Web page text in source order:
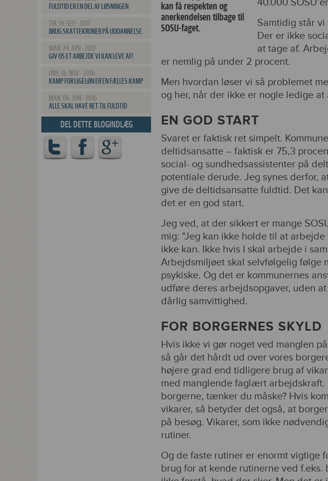
FULDTID ER EN DEL AF LØSNINGEN
TIR. 19. SEP - 2017
BRUG SKATTEKRONER PÅ UDDANNELSE
MAN. 24. APR - 2017
GIV OS ET ARBEJDE VI KAN LEVE AF!
ONS. 16. NOV - 2016
KAMP FOR LIGELØN ER EN FÆLLES KAMP
MAN. 06. JUN - 2016
ALLE SKAL HAVE RET TIL FULDTID
DEL DETTE BLOGINDLÆG
kan få respekten og
anerkendelsen tilbage til
SOSU-faget.
40.000
Samtidig står
Der er ikke
at tage af.
er nemlig på under 2 procent.
Men hvordan løser vi så problemet
og her, når der ikke er nogle ledige
EN GOD START
Svaret er faktisk ret simpelt.
deltidsansatte – faktisk er 75,3
social- og sundhedsassistenter på
potentiale derude. Jeg synes derfor,
give de deltidsansatte fuldtid. Det
det er en god start.
Jeg ved, at der sikkert er mange
mig: "Jeg kan ikke holde til at
ikke kan. Ikke hvis I skal arbejde i
Arbejdsmiljøet skal selvfølgelig følge
psykiske. Og det er kommunernes
udføre deres arbejdsopgaver, uden
dårlig samvittighed.
FOR BORGERNES SKYLD
Hvis ikke vi gør noget ved manglen
så går det hårdt ud over vores
højere grad end tidligere brug af
med manglende faglært
borgerne, tænker du måske? Hvis
vikarer, så betyder det også, at
på besøg. Vikarer, som ikke
rutiner.
Og de faste rutiner er enormt vigtige
brug for at kende rutinerne ved